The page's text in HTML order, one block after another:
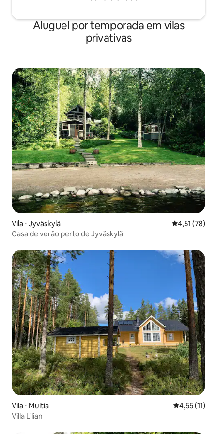
Aluguel por temporada em vilas
privativas
Vila ⋅ Jyväskylä 4,51 de uma
4,51 (78)
Casa de verão perto de Jyväskylä
Vila ⋅ Multia 4,55 de uma
4,55 (11)
Villa Lilian